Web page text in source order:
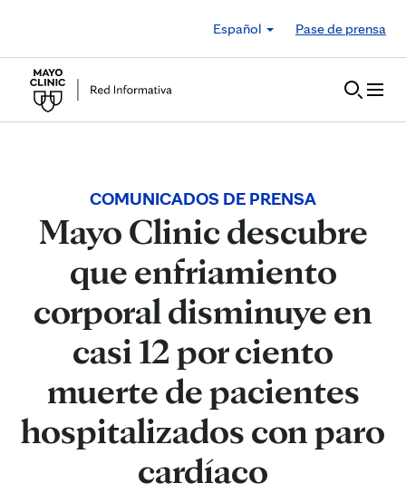
Español
Pase de prensa
COMUNICADOS DE PRENSA
Mayo Clinic descubre
que enfriamiento
corporal disminuye en
casi 12 por ciento
muerte de pacientes
hospitalizados con paro
cardíaco